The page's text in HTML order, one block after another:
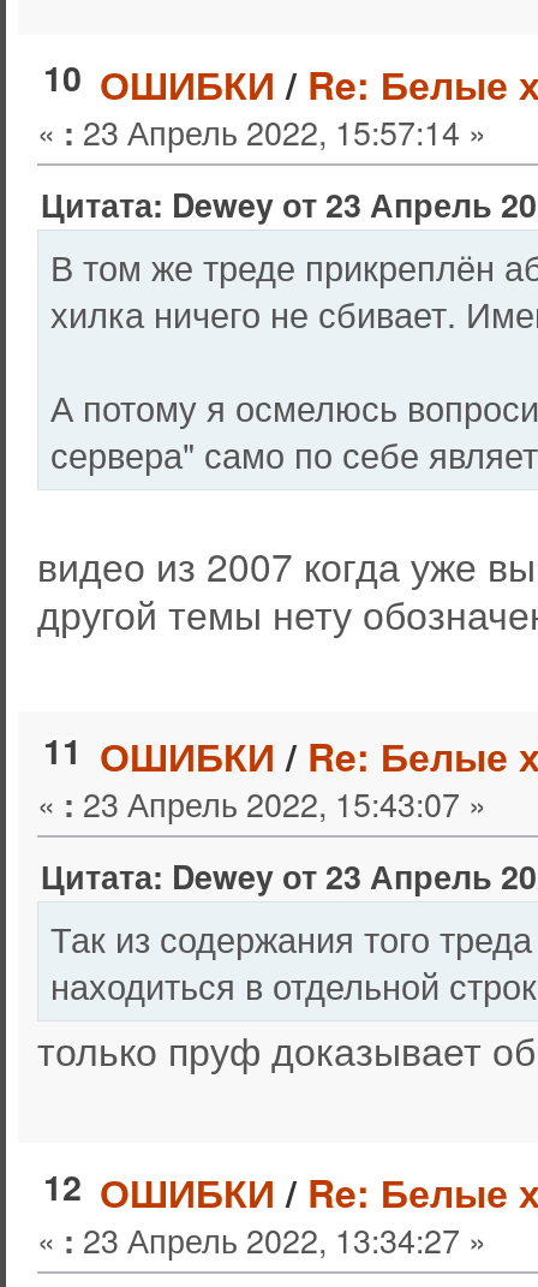
10 ОШИБКИ / Re: Белые
« : 23 Апрель 2022, 15:57:14 »
Цитата: Dewey от 23 Апрель
В том же треде прикреплён
хилка ничего не сбивает.
А потому я осмелюсь
сервера" само по себе
видео из 2007 когда уже
другой темы нету
11 ОШИБКИ / Re: Белые
« : 23 Апрель 2022, 15:43:07 »
Цитата: Dewey от 23 Апрель
Так из содержания того
находиться в отдельной
только пруф доказывает
12 ОШИБКИ / Re: Белые
« : 23 Апрель 2022, 13:34:27 »